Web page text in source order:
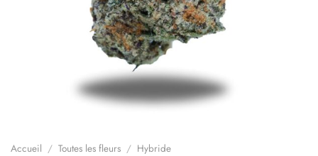
Accueil / Toutes les fleurs / Hybride